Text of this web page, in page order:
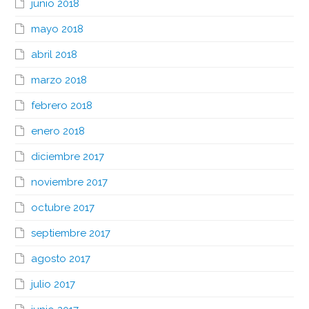
junio 2018
mayo 2018
abril 2018
marzo 2018
febrero 2018
enero 2018
diciembre 2017
noviembre 2017
octubre 2017
septiembre 2017
agosto 2017
julio 2017